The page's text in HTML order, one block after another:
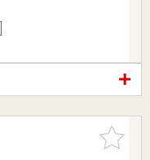
お気に入
りに追加